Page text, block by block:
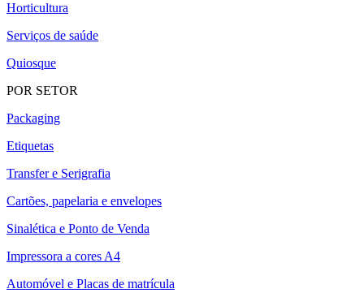
Horticultura
Serviços de saúde
Quiosque
POR SETOR
Packaging
Etiquetas
Transfer e Serigrafia
Cartões, papelaria e envelopes
Sinalética e Ponto de Venda
Impressora a cores A4
Automóvel e Placas de matrícula